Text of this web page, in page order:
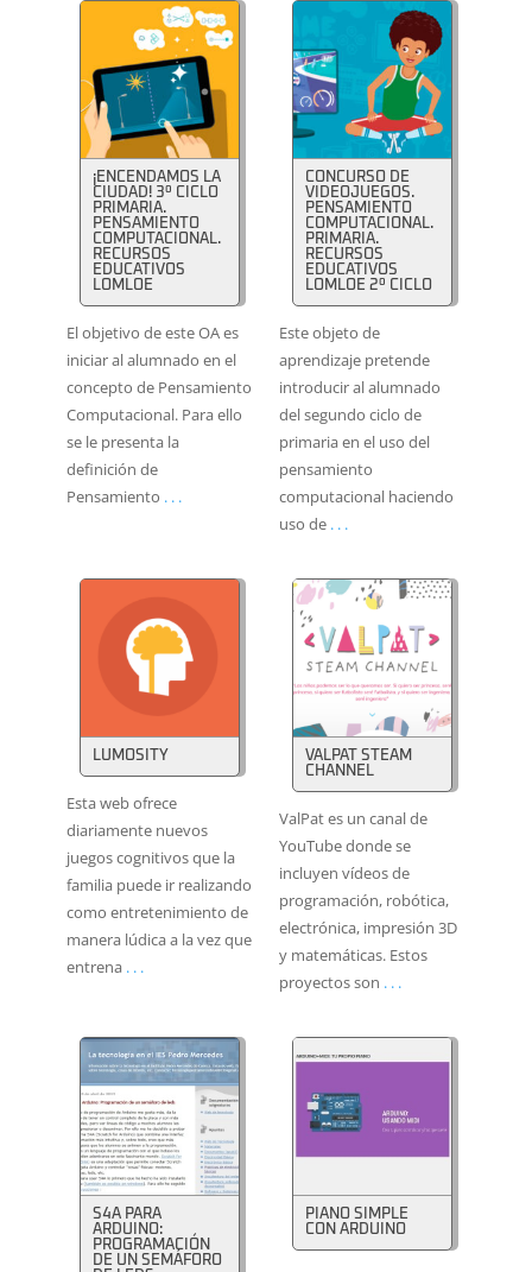
¡ENCENDAMOS LA
CIUDAD! 3º CICLO
PRIMARIA.
PENSAMIENTO
COMPUTACIONAL.
RECURSOS
EDUCATIVOS
LOMLOE
El objetivo de este OA es
iniciar al alumnado en el
concepto de Pensamiento
Computacional. Para ello
se le presenta la
definición de
Pensamiento . . .
CONCURSO DE
VIDEOJUEGOS.
PENSAMIENTO
COMPUTACIONAL.
PRIMARIA.
RECURSOS
EDUCATIVOS
LOMLOE 2º CICLO
Este objeto de
aprendizaje pretende
introducir al alumnado
del segundo ciclo de
primaria en el uso del
pensamiento
computacional haciendo
uso de . . .
LUMOSITY
Esta web ofrece
diariamente nuevos
juegos cognitivos que la
familia puede ir realizando
como entretenimiento de
manera lúdica a la vez que
entrena. . .
VALPAT STEAM
CHANNEL
ValPat es un canal de
YouTube donde se
incluyen vídeos de
programación, robótica,
electrónica, impresión 3D
y matemáticas. Estos
proyectos son . . .
S4A PARA
ARDUINO:
PROGRAMACIÓN
DE UN SEMÁFORO
PIANO SIMPLE
CON ARDUINO